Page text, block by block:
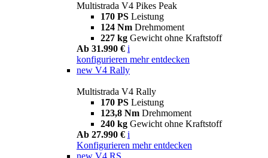
Multistrada V4 Pikes Peak
170 PS Leistung
124 Nm Drehmoment
227 kg Gewicht ohne Kraftstoff
Ab 31.990 € i
konfigurieren mehr entdecken
new V4 Rally
Multistrada V4 Rally
170 PS Leistung
123,8 Nm Drehmoment
240 kg Gewicht ohne Kraftstoff
Ab 27.990 € i
Konfigurieren mehr entdecken